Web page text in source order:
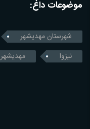
موضوعات داغ:
شهرستان مهدیشهر
نیزوا
مهدیشهر